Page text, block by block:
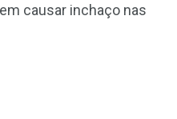
causar inchaço nas